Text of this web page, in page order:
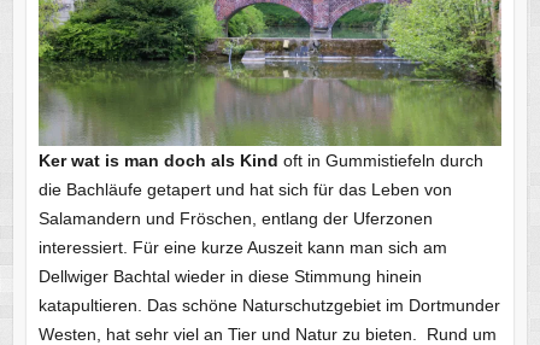
Ker wat is man doch als Kind oft in Gummistiefeln durch
die Bachläufe getapert und hat sich für das Leben von
Salamandern und Fröschen, entlang der Uferzonen
interessiert. Für eine kurze Auszeit kann man sich am
Dellwiger Bachtal wieder in diese Stimmung hinein
katapultieren. Das schöne Naturschutzgebiet im Dortmunder
Westen, hat sehr viel an Tier und Natur zu bieten. Rund um